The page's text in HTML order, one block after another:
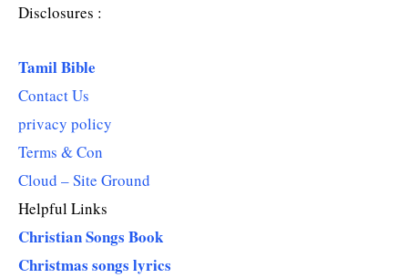
Disclosures :
Tamil Bible
Contact Us
privacy policy
Terms & Con
Cloud – Site Ground
Helpful Links
Christian Songs Book
Christmas songs lyrics